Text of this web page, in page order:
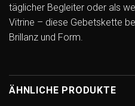
täglicher Begleiter oder als
Vitrine – diese Gebetskette
Brillanz und Form.
ÄHNLICHE PRODUKTE